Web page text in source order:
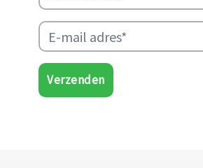
Verzenden